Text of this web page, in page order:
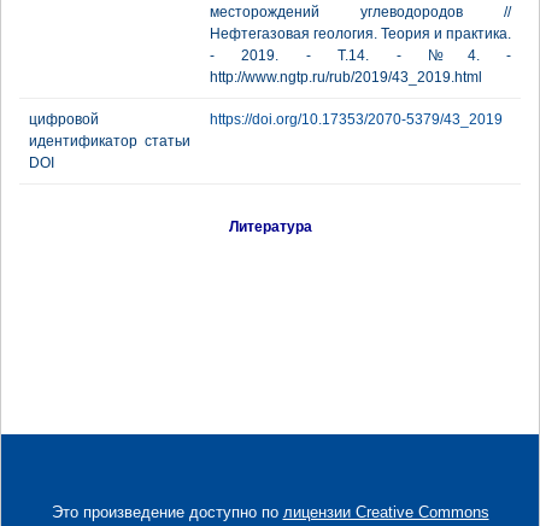
месторождений углеводородов //
Нефтегазовая геология. Теория и практика.
- 2019. - Т.14. - №4. -
http://www.ngtp.ru/rub/2019/43_2019.html
цифровой
идентификатор статьи
DOI
https://doi.org/10.17353/2070-5379/43_2019
Литература
Это произведение доступно по лицензии Creative Commons